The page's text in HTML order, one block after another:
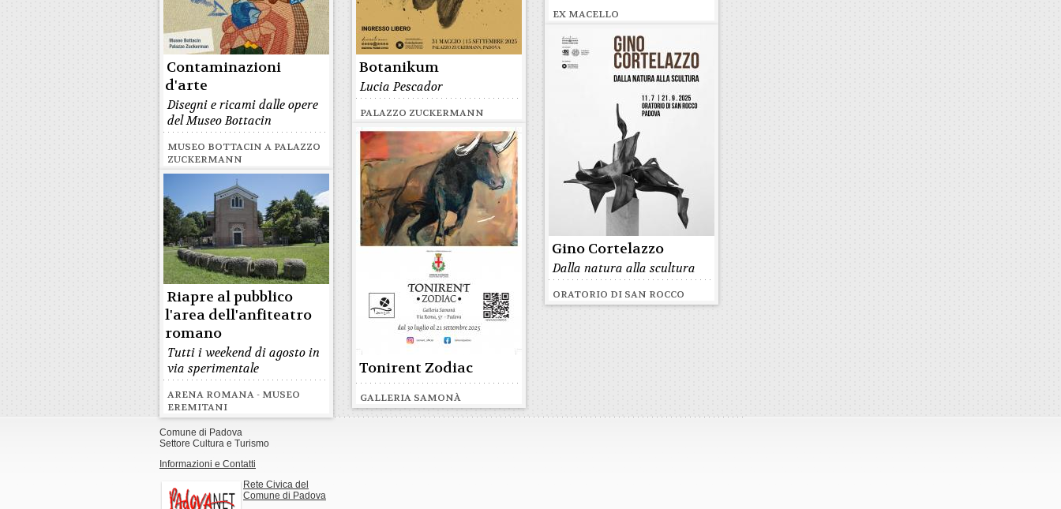
Contaminazioni
d'arte
Disegni e ricami dalle opere
del Museo Bottacin
MUSEO BOTTACIN A PALAZZO
ZUCKERMANN
Botanikum
Lucia Pescador
PALAZZO ZUCKERMANN
EX MACELLO
Gino Cortelazzo
Dalla natura alla scultura
ORATORIO DI SAN ROCCO
Tonirent Zodiac
GALLERIA SAMONÀ
Riapre al pubblico
l'area dell'anfiteatro
romano
Tutti i weekend di agosto in
via sperimentale
ARENA ROMANA - MUSEO
EREMITANI
Comune di Padova
Settore Cultura e Turismo
Informazioni e Contatti
Rete Civica del
Comune di Padova